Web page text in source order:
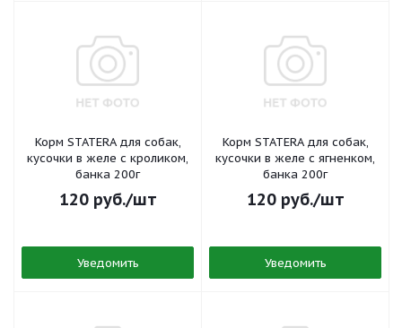
Корм STATERA для собак,
кусочки в желе с кроликом,
банка 200г
120руб./шт
Уведомить
Корм STATERA для собак,
кусочки в желе с ягненком,
банка 200г
120руб./шт
Уведомить